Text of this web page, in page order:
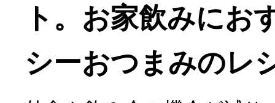
ト。お家飲みにお
シーおつまみのレ